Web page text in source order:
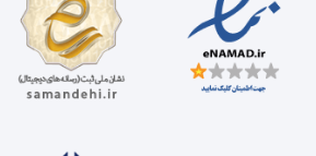
سرعت چاپ (برگ در
دقیقه)
32 صفحه در دقیقه
کارتریج یا تونرمصرفی
Canon 057